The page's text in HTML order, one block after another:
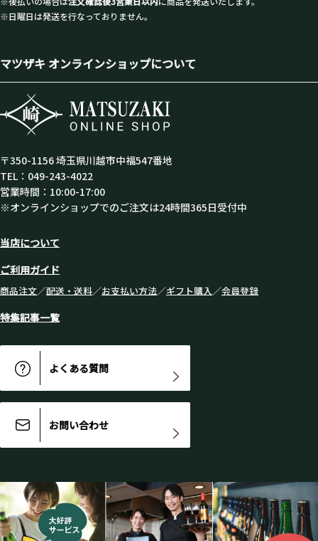
※日曜日は発送を行なっておりません。
マツザキ オンラインショップについて
〒350-1156 埼玉県川越市中福547番地
TEL：049-243-4022
営業時間：10:00-17:00
※オンラインショップでのご注文は24時間365日受付中
当店について
ご利用ガイド
商品注文／配送・送料／お支払い方法／ギフト購入／会員登録
特集記事一覧
よくある質問
お問い合わせ